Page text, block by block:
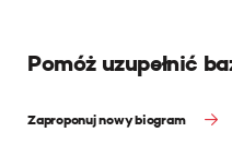
Pomóż uzupełnić
Zaproponuj nowy biogram